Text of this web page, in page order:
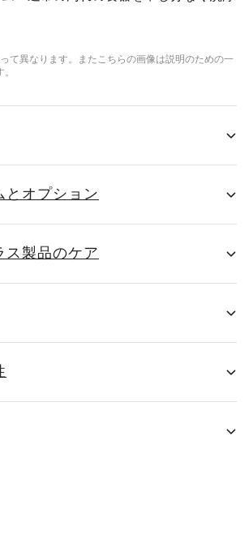
て異なります。またこちらの画像は説明のための一
とオプション
ス製品のケア